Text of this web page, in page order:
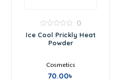
0
out
0
Ice Cool Prickly Heat
Powder
Cosmetics
70.00৳